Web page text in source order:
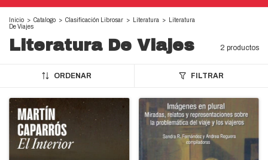
Inicio > Catalogo > Clasificación Librosar > Literatura >
Literatura
De Viajes
Literatura De Viajes 2 productos
ORDENAR FILTRAR